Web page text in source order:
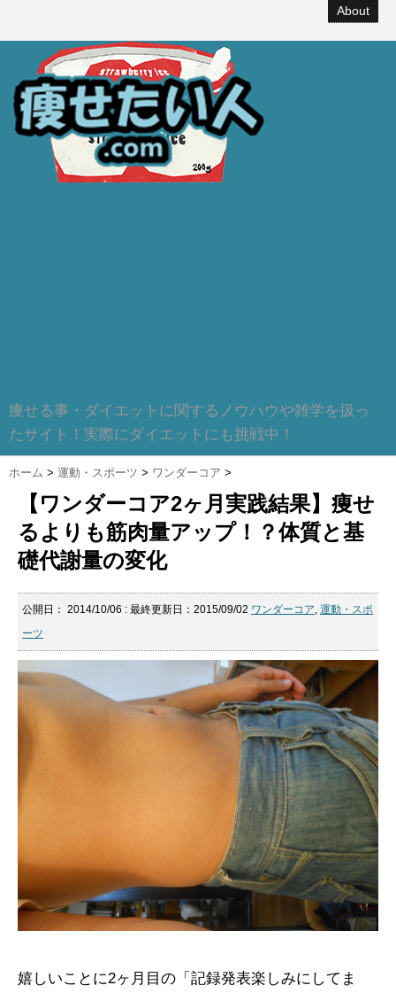
About
痩せる事・ダイエットに関するノウハウや雑学を扱っ
たサイト！実際にダイエットにも挑戦中！
ホーム > 運動・スポーツ > ワンダーコア >
【ワンダーコア2ヶ月実践結果】痩せ
るよりも筋肉量アップ！？体質と基
礎代謝量の変化
公開日： 2014/10/06 : 最終更新日：2015/09/02 ワンダーコア, 運動・スポ
ーツ
嬉しいことに2ヶ月目の「記録発表楽しみにしてま